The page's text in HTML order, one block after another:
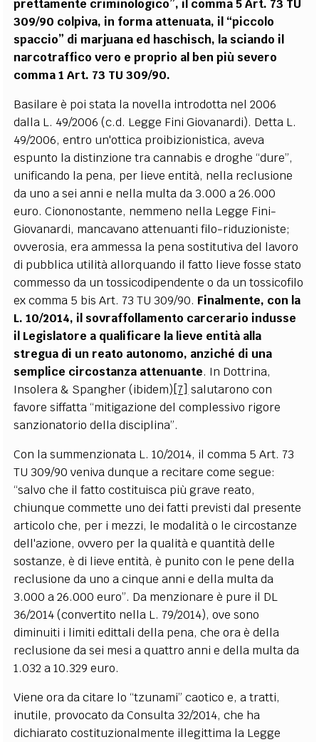
prettamente criminologico”, il comma 5 Art. 73 TU
309/90 colpiva, in forma attenuata, il “piccolo
spaccio” di marjuana ed haschisch, la sciando il
narcotraffico vero e proprio al ben più severo
comma 1 Art. 73 TU 309/90.
Basilare è poi stata la novella introdotta nel 2006
dalla L. 49/2006 (c.d. Legge Fini Giovanardi). Detta L.
49/2006, entro un'ottica proibizionistica, aveva
espunto la distinzione tra cannabis e droghe “dure”,
unificando la pena, per lieve entità, nella reclusione
da uno a sei anni e nella multa da 3.000 a 26.000
euro. Ciononostante, nemmeno nella Legge Fini-
Giovanardi, mancavano attenuanti filo-riduzioniste;
ovverosia, era ammessa la pena sostitutiva del lavoro
di pubblica utilità allorquando il fatto lieve fosse stato
commesso da un tossicodipendente o da un tossicofilo
ex comma 5 bis Art. 73 TU 309/90. Finalmente, con la
L. 10/2014, il sovraffollamento carcerario indusse
il Legislatore a qualificare la lieve entità alla
stregua di un reato autonomo, anziché di una
semplice circostanza attenuante. In Dottrina,
Insolera & Spangher (ibidem)[7] salutarono con
favore siffatta “mitigazione del complessivo rigore
sanzionatorio della disciplina”.
Con la summenzionata L. 10/2014, il comma 5 Art. 73
TU 309/90 veniva dunque a recitare come segue:
“salvo che il fatto costituisca più grave reato,
chiunque commette uno dei fatti previsti dal presente
articolo che, per i mezzi, le modalità o le circostanze
dell'azione, ovvero per la qualità e quantità delle
sostanze, è di lieve entità, è punito con le pene della
reclusione da uno a cinque anni e della multa da
3.000 a 26.000 euro”. Da menzionare è pure il DL
36/2014 (convertito nella L. 79/2014), ove sono
diminuiti i limiti edittali della pena, che ora è della
reclusione da sei mesi a quattro anni e della multa da
1.032 a 10.329 euro.
Viene ora da citare lo “tzunami” caotico e, a tratti,
inutile, provocato da Consulta 32/2014, che ha
dichiarato costituzionalmente illegittima la Legge